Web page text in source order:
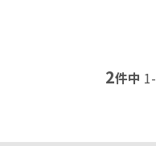
2件中 1-